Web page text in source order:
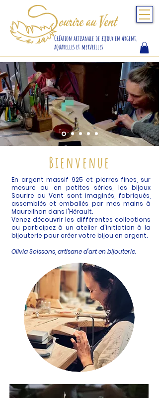
Sourire au Vent
Création artisanale de bijoux en Argent,
aquarelles et merveilles
Bienvenue
En argent massif 925 et pierres fines, sur
mesure ou en petites séries, les bijoux
Sourire au Vent sont imaginés, fabriqués,
assemblés et emballés par mes mains à
Maureilhan dans l'Hérault.
Venez découvrir les différentes collections
ou participez à un atelier d'initiation à la
bijouterie pour créer votre bijou en argent.
Olivia Soissons, artisane d'art en bijouterie.